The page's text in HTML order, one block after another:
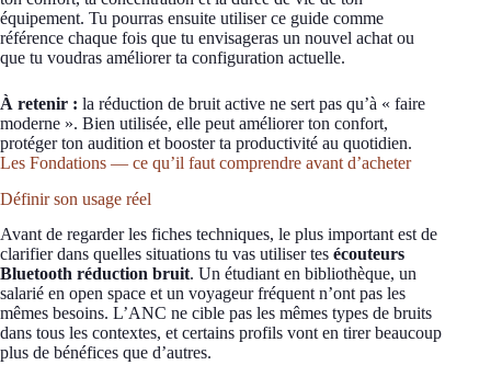
équipement. Tu pourras ensuite utiliser ce guide comme
référence chaque fois que tu envisageras un nouvel achat ou
que tu voudras améliorer ta configuration actuelle.
À retenir : la réduction de bruit active ne sert pas qu’à « faire
moderne ». Bien utilisée, elle peut améliorer ton confort,
protéger ton audition et booster ta productivité au quotidien.
Les Fondations — ce qu’il faut comprendre avant d’acheter
Définir son usage réel
Avant de regarder les fiches techniques, le plus important est de
clarifier dans quelles situations tu vas utiliser tes écouteurs
Bluetooth réduction bruit. Un étudiant en bibliothèque, un
salarié en open space et un voyageur fréquent n’ont pas les
mêmes besoins. L’ANC ne cible pas les mêmes types de bruits
dans tous les contextes, et certains profils vont en tirer beaucoup
plus de bénéfices que d’autres.